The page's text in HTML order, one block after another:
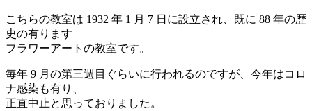
こちらの教室は 1932 年 1 月 7 日に設立され、既に 88 年の歴
史の有ります
フラワーアートの教室です。
毎年 9 月の第三週目ぐらいに行われるのですが、今年はコロ
ナ感染も有り、
正直中止と思っておりました。